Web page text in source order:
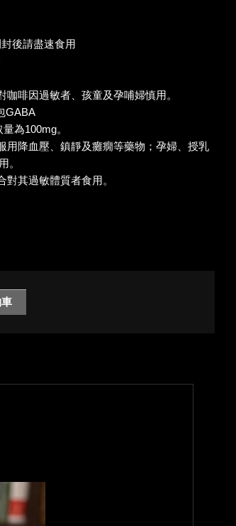
後請盡速食用
啡因過敏者、孩童及孕哺婦慎用。
GABA
為100mg。
用降血壓、鎮靜及癱癇等藥物；孕婦、授乳
。
其過敏體質者食用。